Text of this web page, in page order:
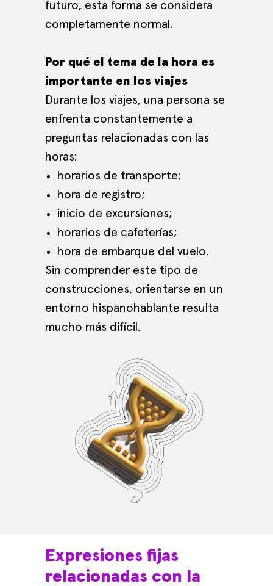
futuro, esta forma se considera
completamente normal.
Por qué el tema de la hora es
importante en los viajes
Durante los viajes, una persona se
enfrenta constantemente a
preguntas relacionadas con las
horas:
horarios de transporte;
hora de registro;
inicio de excursiones;
horarios de cafeterías;
hora de embarque del vuelo.
Sin comprender este tipo de
construcciones, orientarse en un
entorno hispanohablante resulta
mucho más difícil.
Expresiones fijas
relacionadas con la